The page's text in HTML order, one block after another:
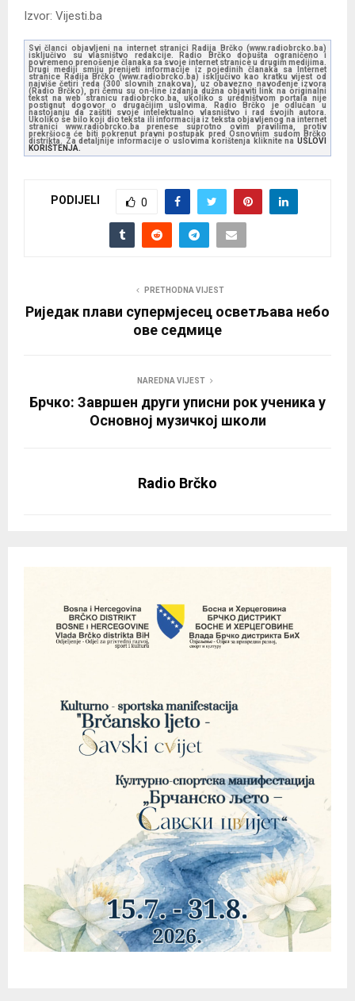
Izvor: Vijesti.ba
Svi članci objavljeni na internet stranici Radija Brčko (www.radiobrcko.ba)
isključivo su vlasništvo redakcije. Radio Brčko dopušta ograničeno i
povremeno prenošenje članaka sa svoje internet stranice u drugim medijima.
Drugi mediji smiju prenijeti informacije iz pojedinih članaka sa Internet
stranice Radija Brčko (www.radiobrcko.ba) isključivo kao kratku vijest od
najviše četiri reda (300 slovnih znakova), uz obavezno navođenje izvora
(Radio Brčko), pri čemu su on-line izdanja dužna objaviti link na originalni
tekst na web stranicu radiobrcko.ba, ukoliko s uredništvom portala nije
postignut dogovor o drugačijim uslovima. Radio Brčko je odlučan u
nastojanju da zaštiti svoje intelektualno vlasništvo i rad svojih autora.
Ukoliko se bilo koji dio teksta ili informacija iz teksta objavljenog na internet
stranici www.radiobrcko.ba prenese suprotno ovim pravilima, protiv
prekršioca će biti pokrenut pravni postupak pred Osnovnim sudom Brčko
distrikta. Za detaljnije informacije o uslovima korištenja kliknite na USLOVI
KORIŠTENJA.
PODIJELI 0
PRETHODNA VIJEST
Риједак плави супермјесец осветљава небо
ове седмице
NAREDNA VIJEST
Брчко: Завршен други уписни рок ученика у
Основној музичкој школи
Radio Brčko